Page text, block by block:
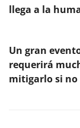
llega a la
Un gran
requerirá
mitigarlo si no